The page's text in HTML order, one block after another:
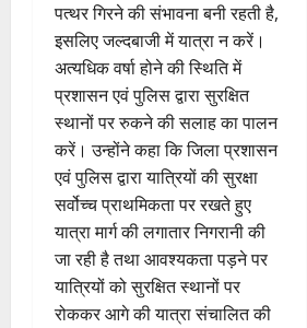
पत्थर गिरने की संभावना बनी रहती है,
इसलिए जल्दबाजी में यात्रा न करें।
अत्यधिक वर्षा होने की स्थिति में
प्रशासन एवं पुलिस द्वारा सुरक्षित
स्थानों पर रुकने की सलाह का पालन
करें। उन्होंने कहा कि जिला प्रशासन
एवं पुलिस द्वारा यात्रियों की सुरक्षा
सर्वोच्च प्राथमिकता पर रखते हुए
यात्रा मार्ग की लगातार निगरानी की
जा रही है तथा आवश्यकता पड़ने पर
यात्रियों को सुरक्षित स्थानों पर
रोककर आगे की यात्रा संचालित की